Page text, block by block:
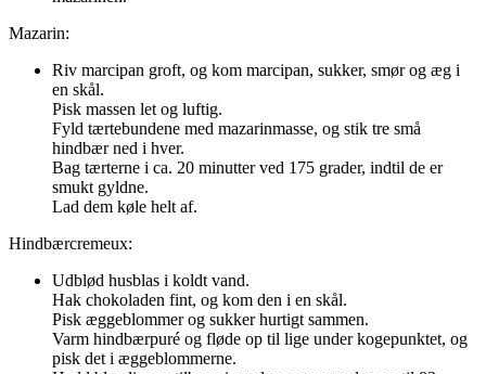
Mazarin:
Riv marcipan groft, og kom marcipan, sukker, smør og æg i
en skål.
Pisk massen let og luftig.
Fyld tærtebundene med mazarinmasse, og stik tre små
hindbær ned i hver.
Bag tærterne i ca. 20 minutter ved 175 grader, indtil de er
smukt gyldne.
Lad dem køle helt af.
Hindbærcremeux:
Udblød husblas i koldt vand.
Hak chokoladen fint, og kom den i en skål.
Pisk æggeblommer og sukker hurtigt sammen.
Varm hindbærpuré og fløde op til lige under kogepunktet, og
pisk det i æggeblommerne.